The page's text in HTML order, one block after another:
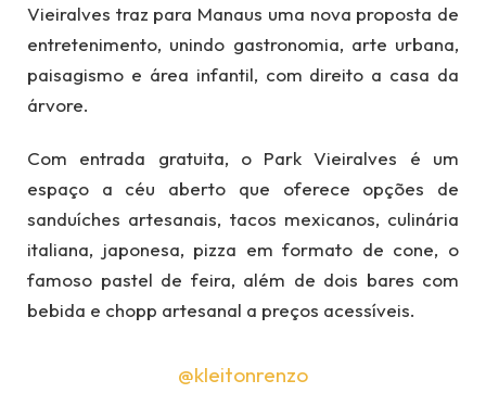
Vieiralves traz para Manaus uma nova proposta de
entretenimento, unindo gastronomia, arte urbana,
paisagismo e área infantil, com direito a casa da
árvore.
Com entrada gratuita, o Park Vieiralves é um
espaço a céu aberto que oferece opções de
sanduíches artesanais, tacos mexicanos, culinária
italiana, japonesa, pizza em formato de cone, o
famoso pastel de feira, além de dois bares com
bebida e chopp artesanal a preços acessíveis.
@kleitonrenzo